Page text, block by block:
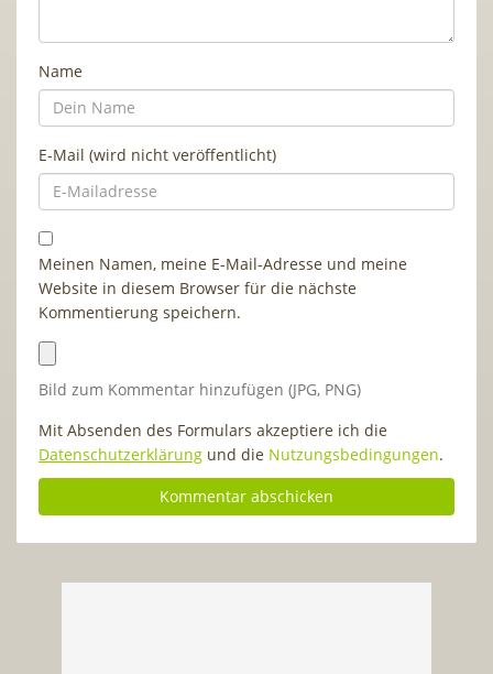
Name
E-Mail (wird nicht veröffentlicht)
Meinen Namen, meine E-Mail-Adresse und meine
Website in diesem Browser für die nächste
Kommentierung speichern.
Bild zum Kommentar hinzufügen (JPG, PNG)
Mit Absenden des Formulars akzeptiere ich die
Datenschutzerklärung und die Nutzungsbedingungen.